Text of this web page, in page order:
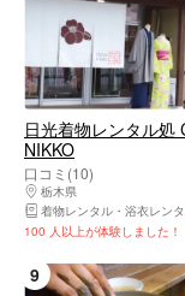
日光着物レンタル処
NIKKO
口コミ(10)
栃木県
日光市・奥日光
着物レンタル・浴衣レン
100 人以上が体験しました！
9